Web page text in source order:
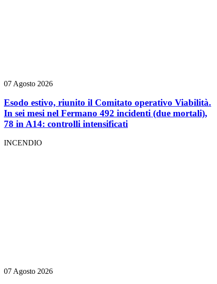
07 Agosto 2026
Esodo estivo, riunito il Comitato operativo Viabilità.
In sei mesi nel Fermano 492 incidenti (due mortali),
78 in A14: controlli intensificati
INCENDIO
07 Agosto 2026